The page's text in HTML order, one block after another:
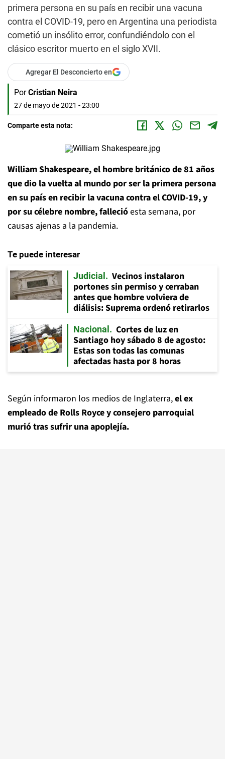
primera persona en su país en recibir una vacuna
contra el COVID-19, pero en Argentina una periodista
cometió un insólito error, confundiéndolo con el
clásico escritor muerto en el siglo XVII.
Agregar El Desconcierto en
Por Cristian Neira
27 de mayo de 2021 - 23:00
Comparte esta nota:
William Shakespeare, el hombre británico de 81 años
que dio la vuelta al mundo por ser la primera persona
en su país en recibir la vacuna contra el COVID-19, y
por su célebre nombre, fallecióesta semana, por
causas ajenas a la pandemia.
Te puede interesar
Judicial
Vecinos instalaron
portones sin permiso y cerraban
antes que hombre volviera de
diálisis: Suprema ordenó retirarlos
Nacional
Cortes de luz en
Santiago hoy sábado 8 de agosto:
Estas son todas las comunas
afectadas hasta por 8 horas
Según informaron los medios de Inglaterra,el ex
empleado de Rolls Royce y consejero parroquial
murió tras sufrir una apoplejía.